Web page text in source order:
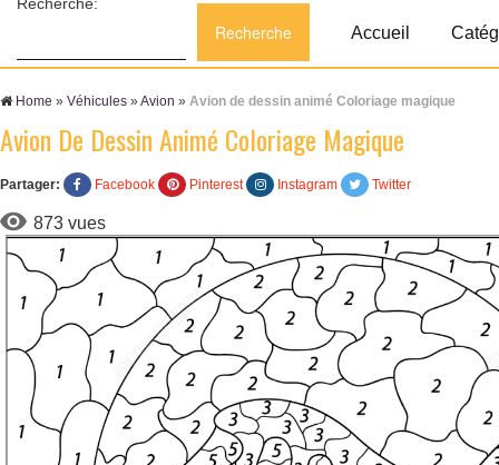
Accueil
Home » Véhicules »Avion » Avion de dessin animé Coloriage magique
Avion De Dessin Animé Coloriage Magique
Partager: Facebook Pinterest Instagram Twitter
873 vues